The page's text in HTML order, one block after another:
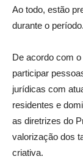
Ao todo, estão
durante o período.
De acordo com
participar
jurídicas com
residentes e
as diretrizes do
valorização dos
criativa.